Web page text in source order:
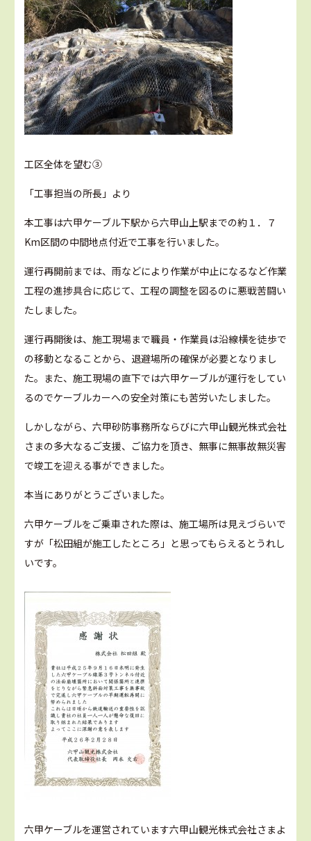
工区全体を望む③
「工事担当の所長」より
本工事は六甲ケーブル下駅から六甲山上駅までの約１．７
Km区間の中間地点付近で工事を行いました。
運行再開前までは、雨などにより作業が中止になるなど作業
工程の進捗具合に応じて、工程の調整を図るのに悪戦苦闘い
たしました。
運行再開後は、施工現場まで職員・作業員は沿線横を徒歩で
の移動となることから、退避場所の確保が必要となりまし
た。また、施工現場の直下では六甲ケーブルが運行をしてい
るのでケーブルカーへの安全対策にも苦労いたしました。
しかしながら、六甲砂防事務所ならびに六甲山観光株式会社
さまの多大なるご支援、ご協力を頂き、無事に無事故無災害
で竣工を迎える事ができました。
本当にありがとうございました。
六甲ケーブルをご乗車された際は、施工場所は見えづらいで
すが「松田組が施工したところ」と思ってもらえるとうれし
いです。
六甲ケーブルを運営されています六甲山観光株式会社さまよ